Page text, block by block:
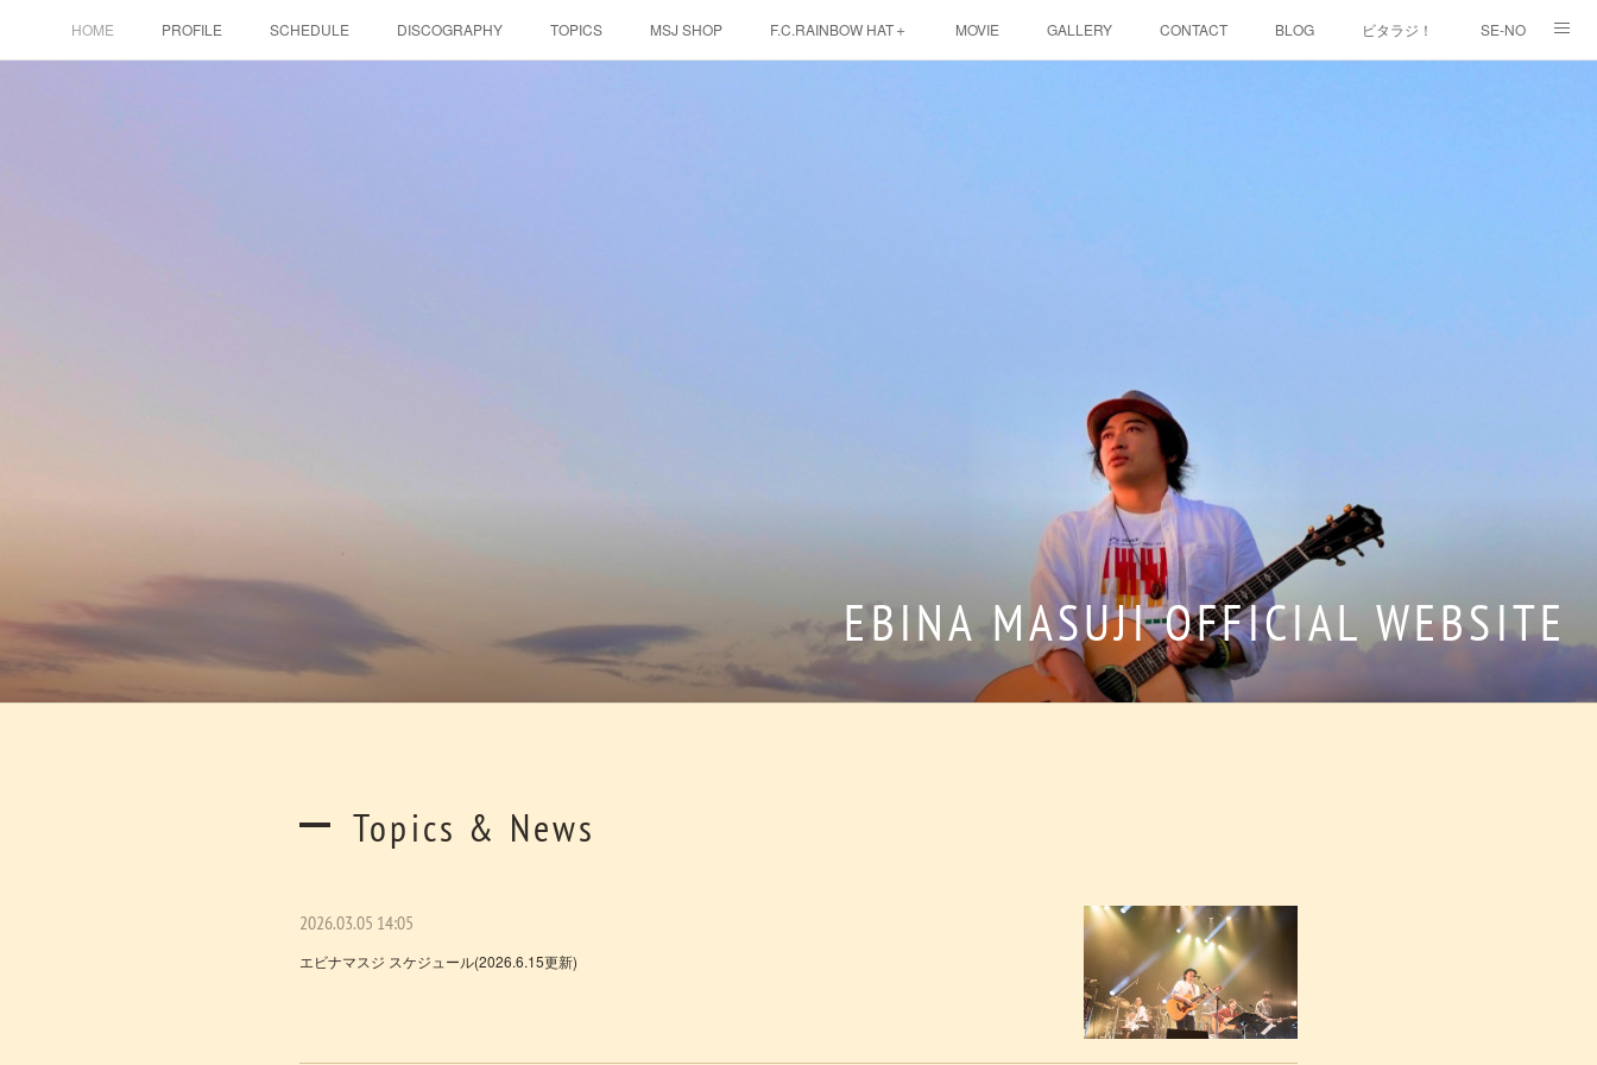
HOME PROFILE SCHEDULE DISCOGRAPHY TOPICS MSJ SHOP F.C.RAINBOW HAT＋ MOVIE GALLERY CONTACT BLOG ビタラジ！ SE-NO
EBINA MASUJI OFFICIAL WEBSITE
Topics & News
2026.03.05 14:05
エビナマスジ スケジュール(2026.6.15更新)